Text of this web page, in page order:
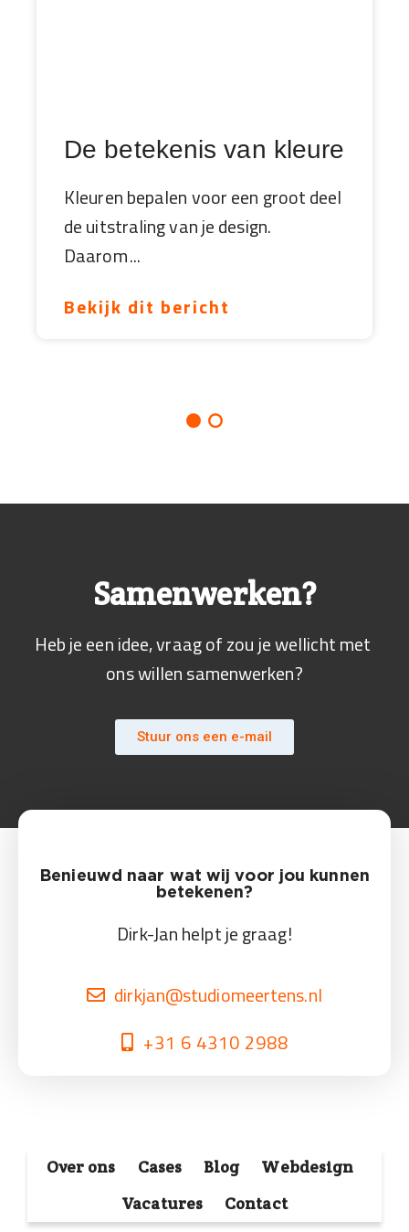
De betekenis van kleuren op
Kleuren bepalen voor een groot deel
de uitstraling van je design.
Daarom
Bekijk dit bericht
Samenwerken?
Heb je een idee, vraag of zou je wellicht met
ons willen samenwerken?
Stuur ons een e-mail
Benieuwd naar wat wij voor jou kunnen
betekenen?
Dirk-Jan helpt je graag!
dirkjan@studiomeertens.nl
+31 6 4310 2988
Over ons Cases Blog
Webdesign
Vacatures
Contact